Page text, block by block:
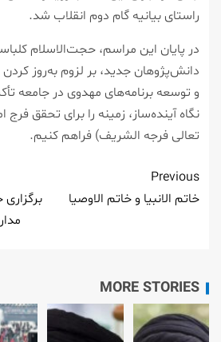
راستای بیانیه گام دوم انقلاب شد.
در پایان این مراسم، حجت‌الاسلام
دانش‌پژوهان جدید، بر لزوم به‌روز
و توسعه برنامه‌های مهدوی در جامعه
نگاه آینده‌ساز، زمینه را برای تحقق فرج
تعالی فرجه الشریف) فراهم کنیم.
Previous
خاتم الانبیا و خاتم الاوصیا
MORE STORIES